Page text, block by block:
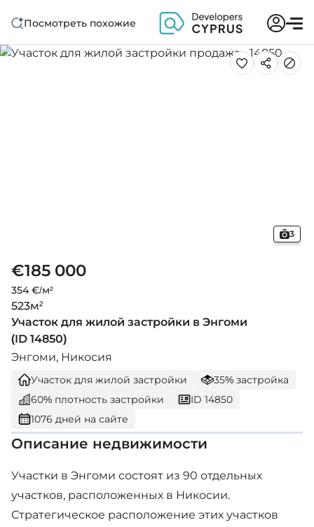
Посмотреть похожие
3
€185 000
354 €/м²
523м²
Участок для жилой застройки в Энгоми
(ID 14850)
Энгоми, Никосия
Участок для жилой застройки
35% застройка
60% плотность застройки
ID 14850
1076 дней на сайте
Описание недвижимости
Участки в Энгоми состоят из 90 отдельных
участков, расположенных в Никосии.
Стратегическое расположение этих участков